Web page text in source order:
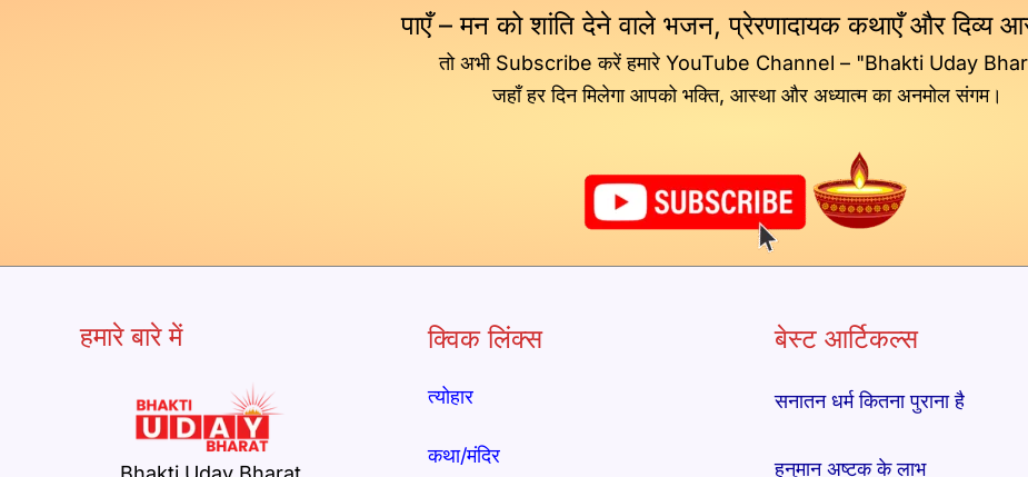
पाएँ – मन को शांति देने वाले भजन, प्रेरणादायक कथाएँ और दिव्य
तो अभी Subscribe करें हमारे YouTube Channel – "Bhakti Uday
जहाँ हर दिन मिलेगा आपको भक्ति, आस्था और अध्यात्म का अनमोल संगम।
हमारे बारे में क्विक लिंक्स
त्योहार
कथा/मंदिर
बेस्ट आर्टिकल्स
सनातन धर्म कितना पुराना है
हनुमान अष्टक के लाभ